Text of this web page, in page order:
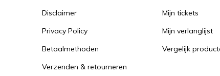
Disclaimer
Privacy Policy
Betaalmethoden
Verzenden & retourneren
Mijn tickets
Mijn verlanglijst
Vergelijk